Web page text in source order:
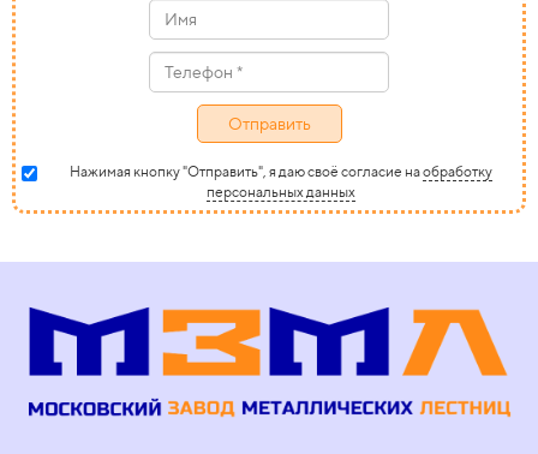
Отправить
Нажимая кнопку "Отправить", я даю своё согласие наобработку
персональных данных